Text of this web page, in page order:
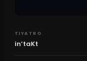
TIYATRO
in’taKt